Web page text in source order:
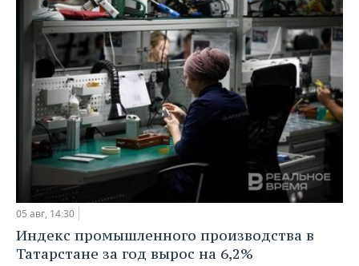
05 авг, 14:30
Индекс промышленного производства в
Татарстане за год вырос на 6,2%